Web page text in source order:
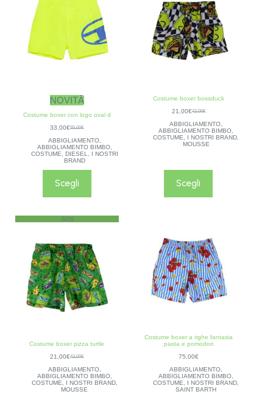
NOVITÀ
Costume boxer con logo oval d
55,00€
33,00€
ABBIGLIAMENTO,
ABBIGLIAMENTO BIMBO,
COSTUME
DIESEL
I NOSTRI
BRAND
Scegli
Costume boxer bossduck
42,00€
21,00€
ABBIGLIAMENTO
ABBIGLIAMENTO BIMBO
COSTUME
I NOSTRI BRAND
MOUSSE
Scegli
-50%
Costume boxer pizza turtle
42,00€
21,00€
ABBIGLIAMENTO,
ABBIGLIAMENTO BIMBO,
COSTUME, I NOSTRI BRAND,
MOUSSE
Costume boxer a righe fantasia
pasta e pomodori
75,00€
ABBIGLIAMENTO,
ABBIGLIAMENTO BIMBO,
COSTUME, I NOSTRI BRAND,
SAINT BARTH